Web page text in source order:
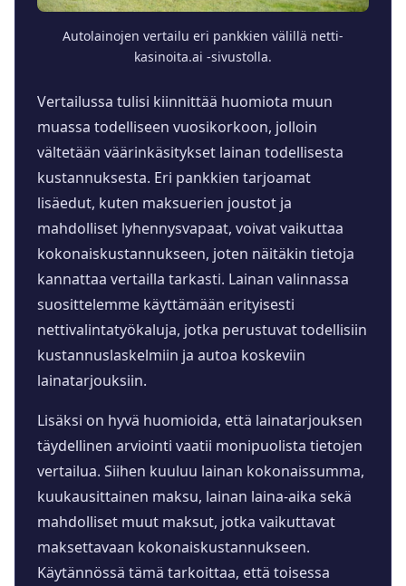
Autolainojen vertailu eri pankkien välillä netti-
kasinoita.ai -sivustolla.
Vertailussa tulisi kiinnittää huomiota muun
muassa todelliseen vuosikorkoon, jolloin
vältetään väärinkäsitykset lainan todellisesta
kustannuksesta. Eri pankkien tarjoamat
lisäedut, kuten maksuerien joustot ja
mahdolliset lyhennysvapaat, voivat vaikuttaa
kokonaiskustannukseen, joten näitäkin tietoja
kannattaa vertailla tarkasti. Lainan valinnassa
suosittelemme käyttämään erityisesti
nettivalintatyökaluja, jotka perustuvat todellisiin
kustannuslaskelmiin ja autoa koskeviin
lainatarjouksiin.
Lisäksi on hyvä huomioida, että lainatarjouksen
täydellinen arviointi vaatii monipuolista tietojen
vertailua. Siihen kuuluu lainan kokonaissumma,
kuukausittainen maksu, lainan laina-aika sekä
mahdolliset muut maksut, jotka vaikuttavat
maksettavaan kokonaiskustannukseen.
Käytännössä tämä tarkoittaa, että toisessa